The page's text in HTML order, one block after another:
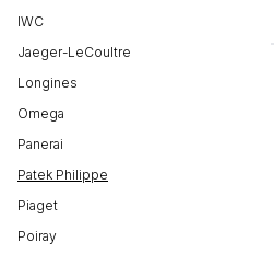
IWC
Jaeger-LeCoultre
Longines
Omega
Panerai
Patek Philippe
Piaget
Poiray